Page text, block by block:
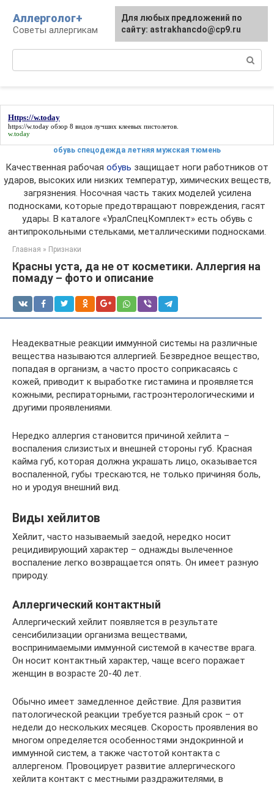
контенту
Аллерголог+
Советы аллергикам
Https://w.today
https://w.today обзор 8 видов лучших клеевых пистолетов.
w.today
обувь спецодежда летняя мужская тюмень
Качественная рабочая обувь защищает ноги работников от
ударов, высоких или низких температур, химических веществ,
загрязнения. Носочная часть таких моделей усилена
подносками, которые предотвращают повреждения, гасят
удары. В каталоге «УралСпецКомплект» есть обувь с
антипрокольными стельками, металлическими подносками.
Главная » Признаки
Красны уста, да не от косметики. Аллергия на
помаду – фото и описание
Неадекватные реакции иммунной системы на различные
вещества называются аллергией. Безвредное вещество,
попадая в организм, а часто просто соприкасаясь с
кожей, приводит к выработке гистамина и проявляется
кожными, респираторными, гастроэнтерологическими и
другими проявлениями.
Нередко аллергия становится причиной хейлита –
воспаления слизистых и внешней стороны губ. Красная
кайма губ, которая должна украшать лицо, оказывается
воспаленной, губы трескаются, не только причиняя боль,
но и уродуя внешний вид.
Виды хейлитов
Хейлит, часто называемый заедой, нередко носит
рецидивирующий характер – однажды вылеченное
воспаление легко возвращается опять. Он имеет разную
природу.
Аллергический контактный
Аллергический хейлит появляется в результате
сенсибилизации организма веществами,
воспринимаемыми иммунной системой в качестве врага.
Он носит контактный характер, чаще всего поражает
женщин в возрасте 20-40 лет.
Обычно имеет замедленное действие. Для развития
патологической реакции требуется разный срок – от
недели до нескольких месяцев. Скорость проявления во
многом определяется особенностями эндокринной и
иммунной систем, а также частотой контакта с
аллергеном. Провоцирует развитие аллергического
хейлита контакт с местными раздражителями, в
Для любых предложений по
сайту: astrakhancdo@cp9.ru